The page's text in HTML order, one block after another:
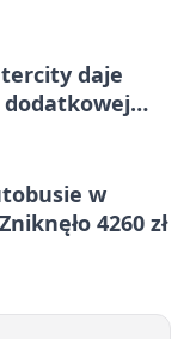
daje
dodatkowej
w
4260 zł